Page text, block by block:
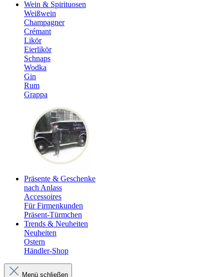
Wein & Spirituosen
Weißwein
Champagner
Crémant
Likör
Eierlikör
Schnaps
Wodka
Gin
Rum
Grappa
Präsente & Geschenke
nach Anlass
Accessoires
Für Firmenkunden
Präsent-Türmchen
Trends & Neuheiten
Neuheiten
Ostern
Händler-Shop
Menü schließen